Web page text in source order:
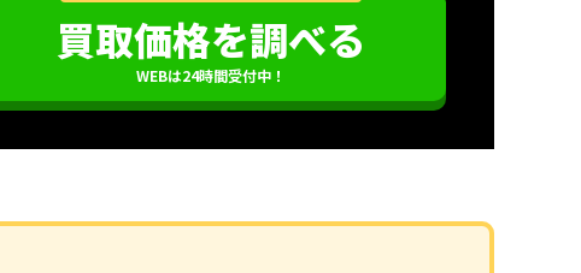
買取価格を調べる
WEBは24時間受付中！